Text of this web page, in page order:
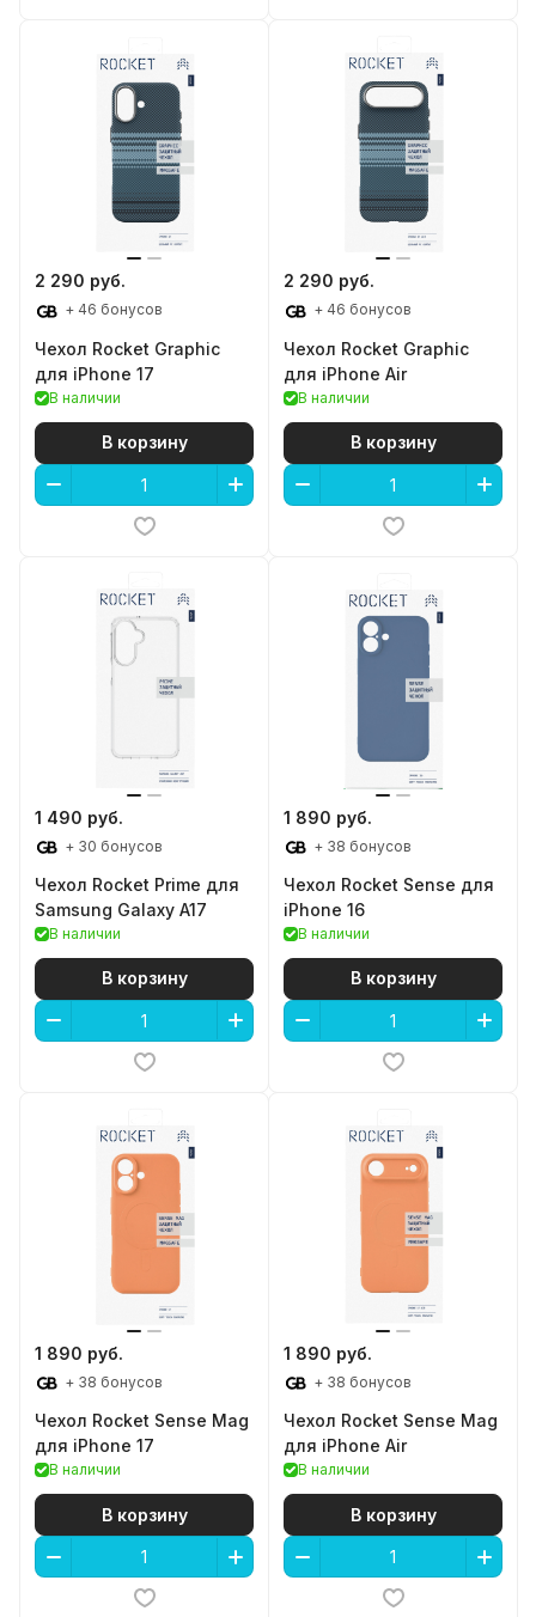
2 290 руб.
+ 46 бонусов
Чехол Rocket Graphic
для iPhone 17
В наличии
В корзину
2 290 руб.
+ 46 бонусов
Чехол Rocket Graphic
для iPhone Air
В наличии
В корзину
1 490 руб.
+ 30 бонусов
Чехол Rocket Prime для
Samsung Galaxy A17
В наличии
В корзину
1 890 руб.
+ 38 бонусов
Чехол Rocket Sense для
iPhone 16
В наличии
В корзину
1 890 руб.
+ 38 бонусов
Чехол Rocket Sense Mag
для iPhone 17
В наличии
В корзину
1 890 руб.
+ 38 бонусов
Чехол Rocket Sense Mag
для iPhone Air
В наличии
В корзину